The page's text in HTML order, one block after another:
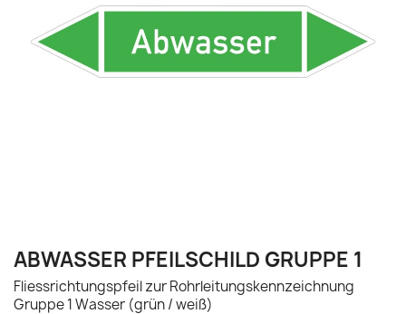
ABWASSER PFEILSCHILD GRUPPE 1
Fliessrichtungspfeil zur Rohrleitungskennzeichnung
Gruppe 1 Wasser (grün / weiß)